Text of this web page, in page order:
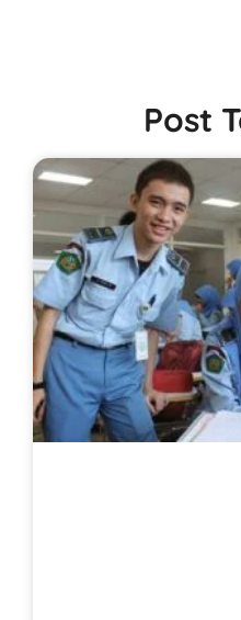
Post